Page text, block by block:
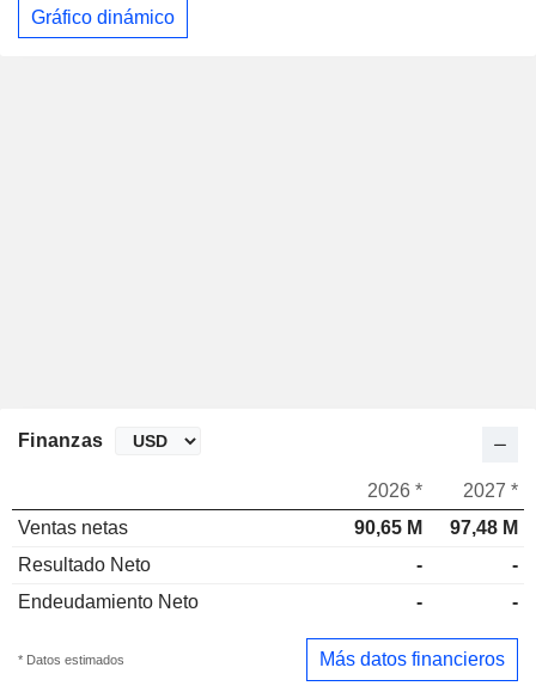
Gráfico dinámico
Finanzas
2026 *
2027 *
Ventas netas
90,65 M
97,48 M
Resultado Neto
-
-
Endeudamiento Neto
- -
* Datos estimados Más datos financieros